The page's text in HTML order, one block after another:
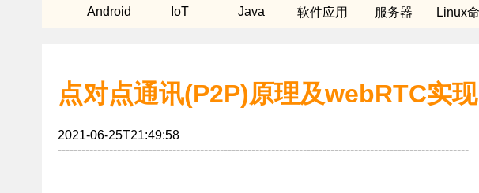
Android IoT Java 软件应用 服务器 Linux
点对点通讯(P2P)原理及webRTC实
2021-06-25T21:49:58
--------------------------------------------------------------------------------------------------------